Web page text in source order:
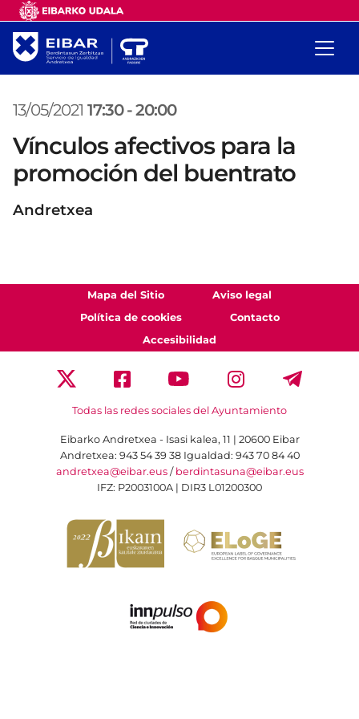
13/05/2021 17:30 -20:00
Vínculos afectivos para la
promoción del buentrato
Andretxea
Mapa del Sitio
Aviso legal
Política de cookies
Contacto
Accesibilidad
Todas las redes sociales del Ayuntamiento
Eibarko Andretxea - Isasi kalea, 11 | 20600 Eibar
Andretxea: 943 54 39 38 Igualdad: 943 70 84 40
andretxea@eibar.eus/ berdintasuna@eibar.eus
IFZ: P2003100A | DIR3 L01200300